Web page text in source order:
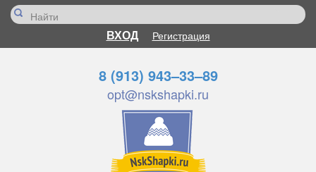
ВХОД Регистрация
8 (913) 943–33–89
opt@nskshapki.ru